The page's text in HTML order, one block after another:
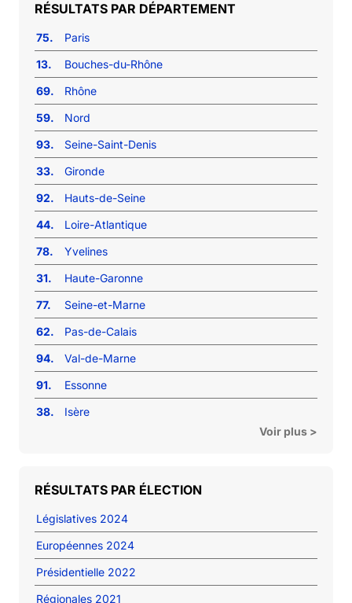
RÉSULTATS PAR DÉPARTEMENT
75.
Paris
13.
Bouches-du-Rhône
69.
Rhône
59.
Nord
93.
Seine-Saint-Denis
33.
Gironde
92.
Hauts-de-Seine
44.
Loire-Atlantique
78.
Yvelines
31.
Haute-Garonne
77.
Seine-et-Marne
62.
Pas-de-Calais
94.
Val-de-Marne
91.
Essonne
38.
Isère
Voir plus >
RÉSULTATS PAR ÉLECTION
Législatives 2024
Européennes 2024
Présidentielle 2022
Régionales 2021